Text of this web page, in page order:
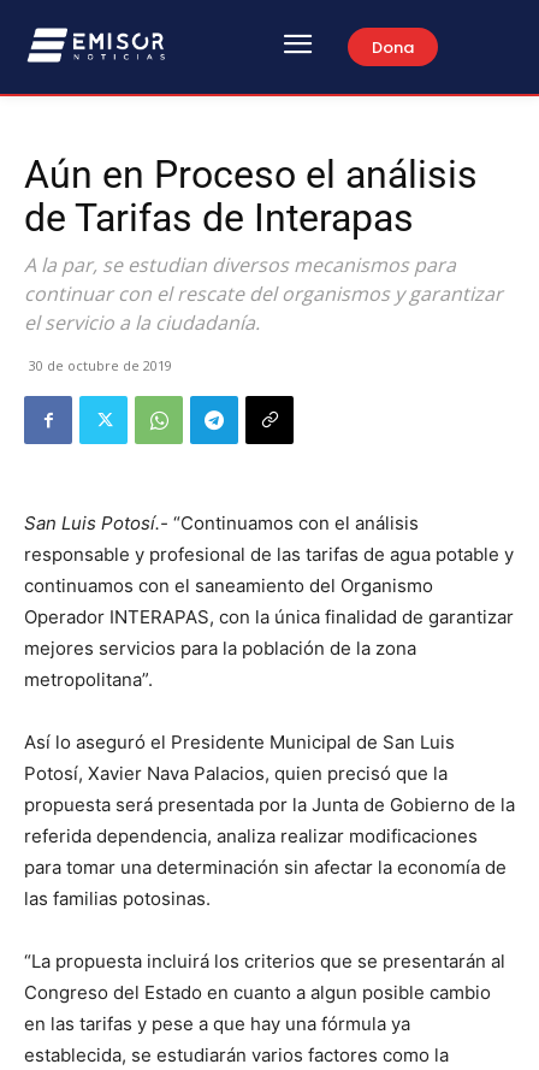
Dona
Aún en Proceso el análisis
de Tarifas de Interapas
A la par, se estudian diversos mecanismos para
continuar con el rescate del organismos y garantizar
el servicio a la ciudadanía.
30 de octubre de 2019
San Luis Potosí.- “Continuamos con el análisis
responsable y profesional de las tarifas de agua potable y
continuamos con el saneamiento del Organismo
Operador INTERAPAS, con la única finalidad de garantizar
mejores servicios para la población de la zona
metropolitana”.
Así lo aseguró el Presidente Municipal de San Luis
Potosí, Xavier Nava Palacios, quien precisó que la
propuesta será presentada por la Junta de Gobierno de la
referida dependencia, analiza realizar modificaciones
para tomar una determinación sin afectar la economía de
las familias potosinas.
“La propuesta incluirá los criterios que se presentarán al
Congreso del Estado en cuanto a algun posible cambio
en las tarifas y pese a que hay una fórmula ya
establecida, se estudiarán varios factores como la